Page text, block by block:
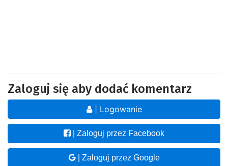
Zaloguj się aby dodać komentarz
| Logowanie
| Zaloguj przez Facebook
| Zaloguj przez Google